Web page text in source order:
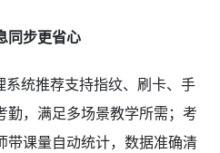
同步更省心
统推荐支持指纹、刷卡、手
勤，满足多场景教学所需；考
带课量自动统计，数据准确清